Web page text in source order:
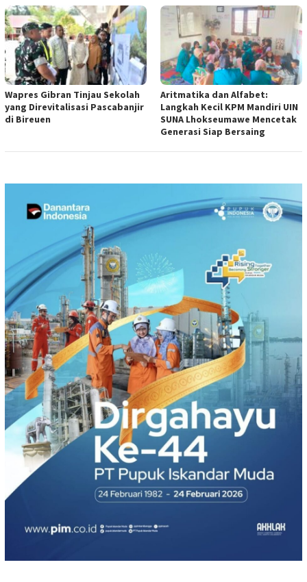
Wapres Gibran Tinjau Sekolah
yang Direvitalisasi Pascabanjir
di Bireuen
Aritmatika dan Alfabet:
Langkah Kecil KPM Mandiri UIN
SUNA Lhokseumawe Mencetak
Generasi Siap Bersaing